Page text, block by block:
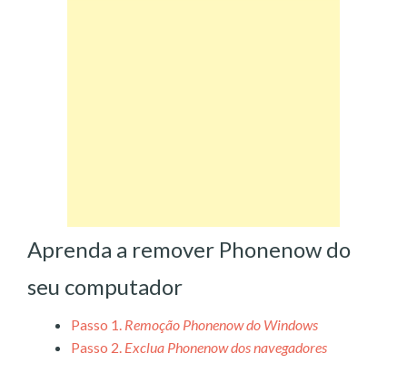
Aprenda a remover Phonenow do
seu computador
Passo 1. Remoção Phonenow do Windows
Passo 2. Exclua Phonenow dos navegadores